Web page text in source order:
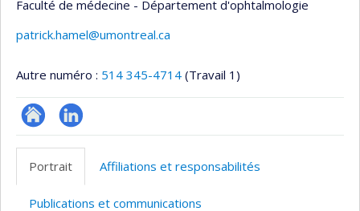
Faculté de médecine - Département d'ophtalmologie
patrick.hamel@umontreal.ca
Autre numéro : 514 345-4714 (Travail 1)
ResearchGate
LinkedIn
Portrait
Affiliations et responsabilités
Publications et communications